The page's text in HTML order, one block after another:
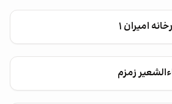
امیران ۱
زمزم